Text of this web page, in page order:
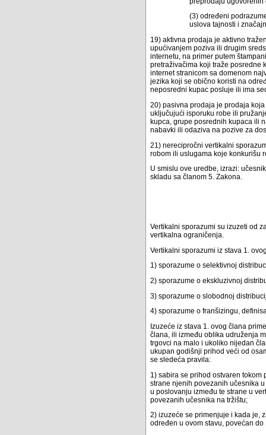
(3) određeni
uslova tajnosti i
19) aktivna prodaja je aktivno
upućivanjem poziva ili drugim
internetu, na primer putem
pretraživačima koji traže posredne
internet stranicom sa domenom
jezika koji se obično koristi na
neposredni kupac posluje ili ima
20) pasivna prodaja je prodaja
uključujući isporuku robe ili
kupca, grupe posrednih kupaca ili
nabavki ili odaziva na pozive za
21) nerecipročni vertikalni
robom ili uslugama koje konkurišu
U smislu ove uredbe, izrazi:
skladu sa članom 5. Zakona.
Vertikalni sporazumi su izuzeti od
vertikalna ograničenja.
Vertikalni sporazumi iz stava 1.
1) sporazume o selektivnoj
2) sporazume o ekskluzivnoj
3) sporazume o slobodnoj
4) sporazume o franšizingu,
Izuzeće iz stava 1. ovog člana
člana, ili između oblika udruženja
trgovci na malo i ukoliko nijedan
ukupan godišnji prihod veći od
se sledeća pravila:
1) sabira se prihod ostvaren
strane njenih povezanih učesnika
u poslovanju između te strane u
povezanih učesnika na tržištu;
2) izuzeće se primenjuje i kada je,
određen u ovom stavu, povećan do